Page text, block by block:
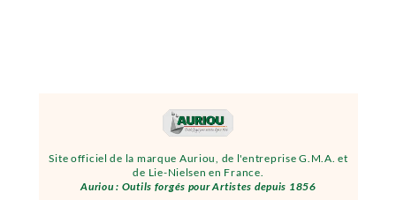
Site officiel de la marque Auriou, de l'entreprise G.M.A. et
de Lie-Nielsen en France.
Auriou : Outils forgés pour Artistes depuis 1856